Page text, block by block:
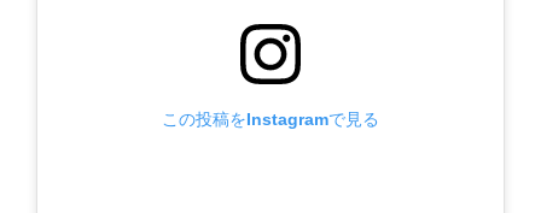
この投稿をInstagramで見る